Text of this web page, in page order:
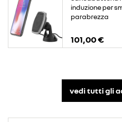
induzione per
parabrezza
101,00 €
vedi tutti gli